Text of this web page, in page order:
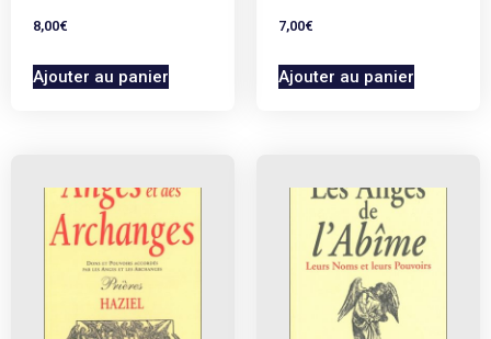
8,00€
Ajouter au panier
7,00€
Ajouter au panier